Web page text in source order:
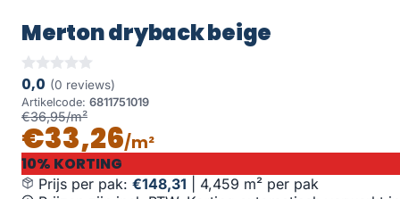
Merton dryback beige
0,0 (0 reviews)
Artikelcode: 6811751019
€36,95/m²
€33,26/m²
10% KORTING
Prijs per pak: €148,31
4,459 m² per pak